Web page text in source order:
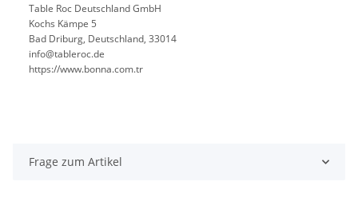
Table Roc Deutschland GmbH
Kochs Kämpe 5
Bad Driburg, Deutschland, 33014
info@tableroc.de
https://www.bonna.com.tr
Frage zum Artikel